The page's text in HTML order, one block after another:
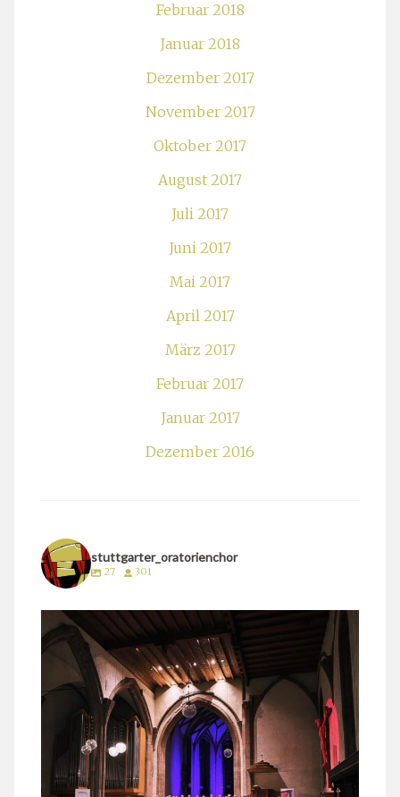
Februar 2018
Januar 2018
Dezember 2017
November 2017
Oktober 2017
August 2017
Juli 2017
Juni 2017
Mai 2017
April 2017
März 2017
Februar 2017
Januar 2017
Dezember 2016
stuttgarter_oratorienchor
27 301
stuttgarter_oratorienchor
März 24